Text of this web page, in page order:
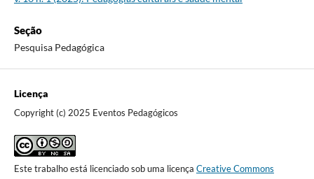
Seção
Pesquisa Pedagógica
Licença
Copyright (c) 2025 Eventos Pedagógicos
Este trabalho está licenciado sob uma licença Creative Commons